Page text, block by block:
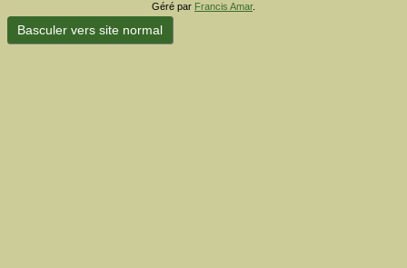
Géré par Francis Amar.
Basculer vers site normal